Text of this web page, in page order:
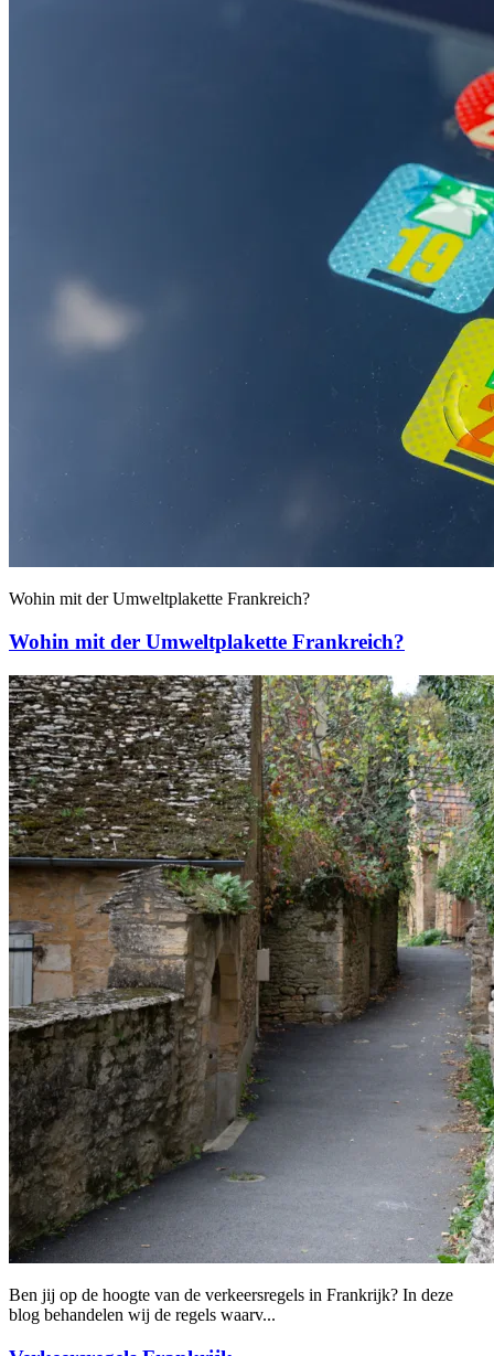
Wohin mit der Umweltplakette Frankreich?
Wohin mit der Umweltplakette Frankreich?
Ben jij op de hoogte van de verkeersregels in Frankrijk? In deze
blog behandelen wij de regels waarv...